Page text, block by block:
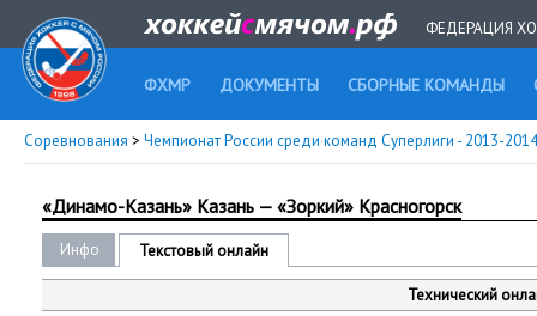
ФЕДЕРАЦИЯ
ФХМР ДОКУМЕНТЫ СБОРНЫЕ КОМАНДЫ
Соревнования > Чемпионат России среди команд Суперлиги - 2013-
«Динамо-Казань» Казань — «Зоркий» Красногорск
Инфо Текстовый онлайн
Технический